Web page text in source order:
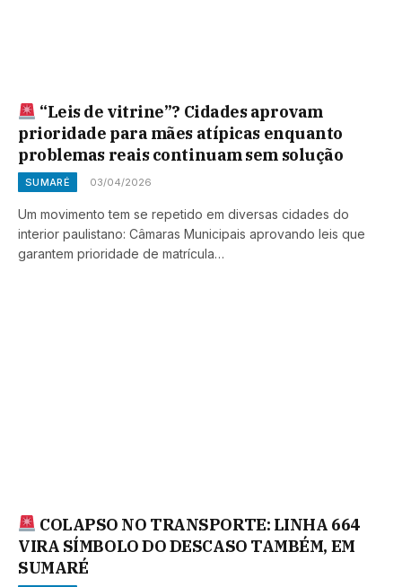
“Leis de vitrine”? Cidades aprovam
prioridade para mães atípicas enquanto
problemas reais continuam sem solução
SUMARÉ 03/04/2026
Um movimento tem se repetido em diversas cidades do
interior paulistano: Câmaras Municipais aprovando leis que
garantem prioridade de matrícula…
COLAPSO NO TRANSPORTE: LINHA 664
VIRA SÍMBOLO DO DESCASO TAMBÉM, EM
SUMARÉ